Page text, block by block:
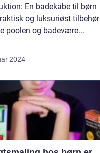
En badekåbe til børn
og luksuriøst tilbehør
poolen og badevære...
2024